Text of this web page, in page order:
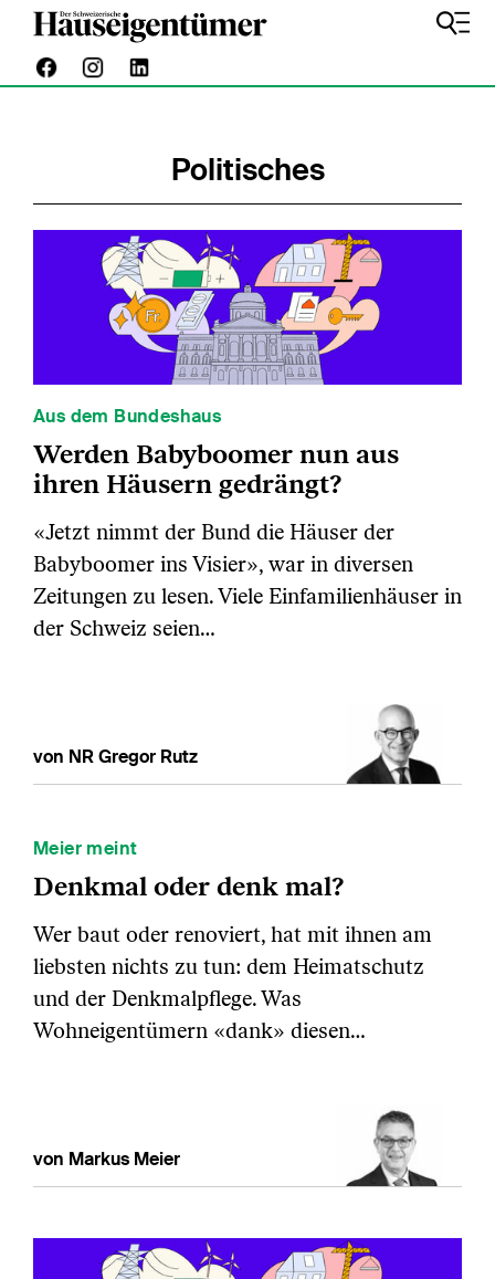
Politisches
Aus dem Bundeshaus
Werden Babyboomer nun aus
ihren Häusern gedrängt?
«Jetzt nimmt der Bund die Häuser der
Babyboomer ins Visier», war in diversen
Zeitungen zu lesen. Viele Einfamilienhäuser in
der Schweiz seien…
von NR Gregor Rutz
Meier meint
Denkmal oder denk mal?
Wer baut oder renoviert, hat mit ihnen am
liebsten nichts zu tun: dem Heimatschutz
und der Denkmalpflege. Was
Wohneigentümern «dank» diesen…
von Markus Meier